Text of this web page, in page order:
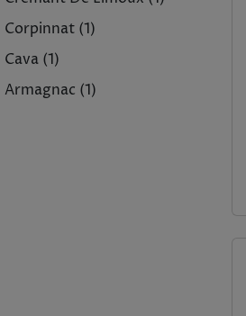
Corpinnat (1)
Cava (1)
Armagnac (1)